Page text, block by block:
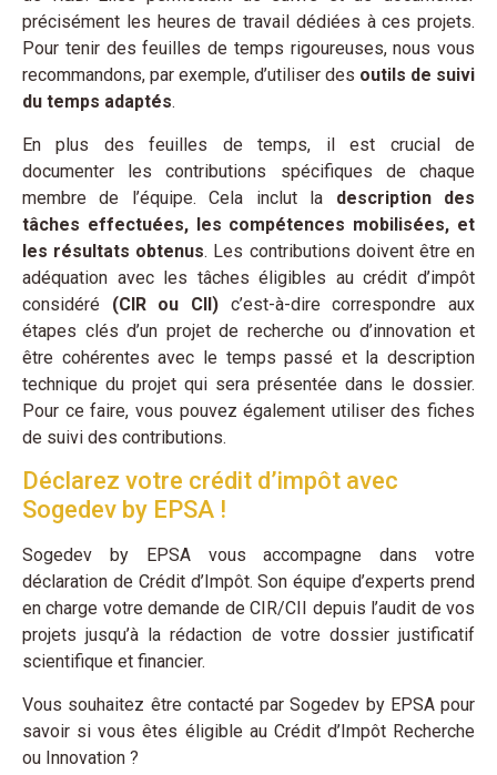
précisément les heures de travail dédiées à ces projets.
Pour tenir des feuilles de temps rigoureuses, nous vous
recommandons, par exemple, d’utiliser des outils de suivi
du temps adaptés.
En plus des feuilles de temps, il est crucial de
documenter les contributions spécifiques de chaque
membre de l’équipe. Cela inclut la description des
tâches effectuées, les compétences mobilisées, et
les résultats obtenus. Les contributions doivent être en
adéquation avec les tâches éligibles au crédit d’impôt
considéré (CIR ou CII) c’est-à-dire correspondre aux
étapes clés d’un projet de recherche ou d’innovation et
être cohérentes avec le temps passé et la description
technique du projet qui sera présentée dans le dossier.
Pour ce faire, vous pouvez également utiliser des fiches
de suivi des contributions.
Déclarez votre crédit d’impôt avec
Sogedev by EPSA !
Sogedev by EPSA vous accompagne dans votre
déclaration de Crédit d’Impôt. Son équipe d’experts prend
en charge votre demande de CIR/CII depuis l’audit de vos
projets jusqu’à la rédaction de votre dossier justificatif
scientifique et financier.
Vous souhaitez être contacté par Sogedev by EPSA pour
savoir si vous êtes éligible au Crédit d’Impôt Recherche
ou Innovation ?